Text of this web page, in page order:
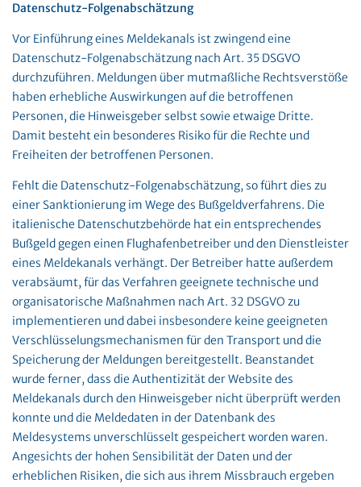
Datenschutz-Folgenabschätzung
Vor Einführung eines Meldekanals ist zwingend eine
Datenschutz-Folgenabschätzung nach Art. 35 DSGVO
durchzuführen. Meldungen über mutmaßliche Rechtsverstöße
haben erhebliche Auswirkungen auf die betroffenen
Personen, die Hinweisgeber selbst sowie etwaige Dritte.
Damit besteht ein besonderes Risiko für die Rechte und
Freiheiten der betroffenen Personen.
Fehlt die Datenschutz-Folgenabschätzung, so führt dies zu
einer Sanktionierung im Wege des Bußgeldverfahrens. Die
italienische Datenschutzbehörde hat ein entsprechendes
Bußgeld gegen einen Flughafenbetreiber und den Dienstleister
eines Meldekanals verhängt. Der Betreiber hatte außerdem
verabsäumt, für das Verfahren geeignete technische und
organisatorische Maßnahmen nach Art. 32 DSGVO zu
implementieren und dabei insbesondere keine geeigneten
Verschlüsselungsmechanismen für den Transport und die
Speicherung der Meldungen bereitgestellt. Beanstandet
wurde ferner, dass die Authentizität der Website des
Meldekanals durch den Hinweisgeber nicht überprüft werden
konnte und die Meldedaten in der Datenbank des
Meldesystems unverschlüsselt gespeichert worden waren.
Angesichts der hohen Sensibilität der Daten und der
erheblichen Risiken, die sich aus ihrem Missbrauch ergeben